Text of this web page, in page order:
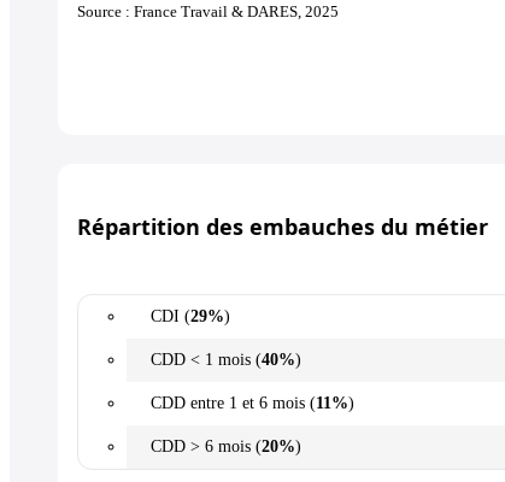
Source : France Travail & DARES, 2025
Répartition des embauches du métier
CDI (29%)
CDD < 1 mois (40%)
CDD entre 1 et 6 mois (11%)
CDD > 6 mois (20%)